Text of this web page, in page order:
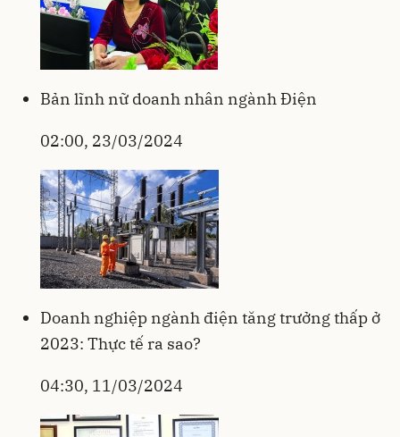
Bản lĩnh nữ doanh nhân ngành Điện
02:00, 23/03/2024
Doanh nghiệp ngành điện tăng trưởng thấp ở
2023: Thực tế ra sao?
04:30, 11/03/2024